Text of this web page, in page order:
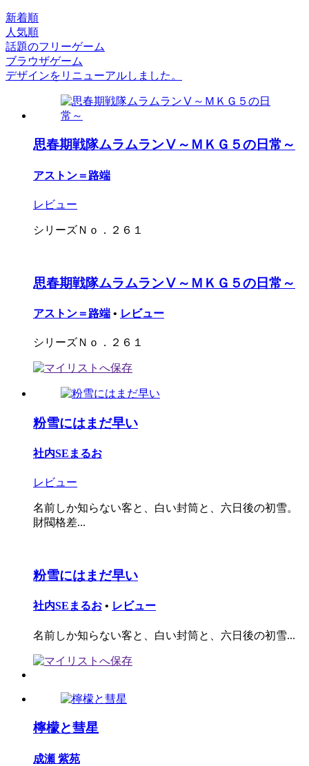
新着順
人気順
話題のフリーゲーム
ブラウザゲーム
デザインをリニューアルしました。
思春期戦隊ムラムランⅤ～ＭＫＧ５の日常～
アストン＝路端
レビュー
シリーズＮｏ．２６１
思春期戦隊ムラムランⅤ～ＭＫＧ５の日常～
アストン＝路端 • レビュー
シリーズＮｏ．２６１
粉雪にはまだ早い
社内SEまるお
レビュー
名前しか知らない客と、白い封筒と、六日後の初雪。
財閥格差...
粉雪にはまだ早い
社内SEまるお • レビュー
名前しか知らない客と、白い封筒と、六日後の初雪...
檸檬と彗星
成瀬 紫苑